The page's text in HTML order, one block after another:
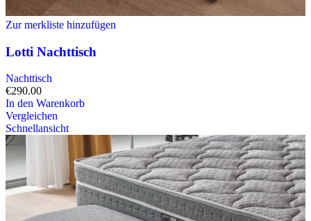
Zur merkliste hinzufügen
Lotti Nachttisch
Nachttisch
€290.00
In den Warenkorb
Vergleichen
Schnellansicht